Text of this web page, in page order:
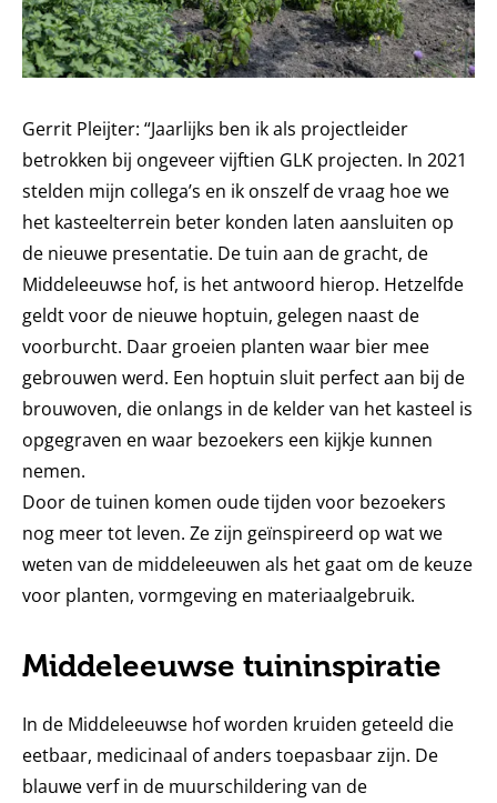
Gerrit Pleijter: “Jaarlijks ben ik als projectleider
betrokken bij ongeveer vijftien GLK projecten. In 2021
stelden mijn collega’s en ik onszelf de vraag hoe we
het kasteelterrein beter konden laten aansluiten op
de nieuwe presentatie. De tuin aan de gracht, de
Middeleeuwse hof, is het antwoord hierop. Hetzelfde
geldt voor de nieuwe hoptuin, gelegen naast de
voorburcht. Daar groeien planten waar bier mee
gebrouwen werd. Een hoptuin sluit perfect aan bij de
brouwoven, die onlangs in de kelder van het kasteel is
opgegraven en waar bezoekers een kijkje kunnen
nemen.
Door de tuinen komen oude tijden voor bezoekers
nog meer tot leven. Ze zijn geïnspireerd op wat we
weten van de middeleeuwen als het gaat om de keuze
voor planten, vormgeving en materiaalgebruik.
Middeleeuwse tuininspiratie
In de Middeleeuwse hof worden kruiden geteeld die
eetbaar, medicinaal of anders toepasbaar zijn. De
blauwe verf in de muurschildering van de